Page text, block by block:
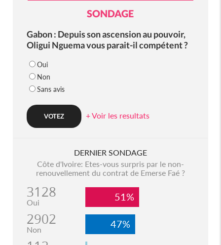
SONDAGE
Gabon : Depuis son ascension au pouvoir,
Oligui Nguema vous parait-il compétent ?
Oui
Non
Sans avis
+ Voir les resultats
DERNIER SONDAGE
Côte d'Ivoire: Etes-vous surpris par le non-
renouvellement du contrat de Emerse Faé ?
3128
Oui 51%
2902
Non 47%